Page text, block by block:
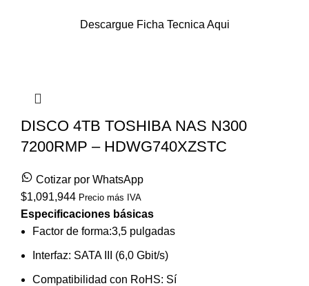
Descargue Ficha Tecnica Aqui
DISCO 4TB TOSHIBA NAS N300
7200RMP – HDWG740XZSTC
Cotizar por WhatsApp
$1,091,944 Precio más IVA
Especificaciones básicas
Factor de forma:3,5 pulgadas
Interfaz: SATA III (6,0 Gbit/s)
Compatibilidad con RoHS: Sí